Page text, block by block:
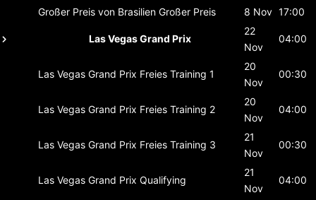
Großer Preis von Brasilien Großer Preis 8 Nov 17:00
Las Vegas Grand Prix
22
Nov
04:00
Las Vegas Grand Prix Freies Training 1
20
Nov
00:30
Las Vegas Grand Prix Freies Training 2
20
Nov
04:00
Las Vegas Grand Prix Freies Training 3
21
Nov
00:30
Las Vegas Grand Prix Qualifying
21
Nov
04:00